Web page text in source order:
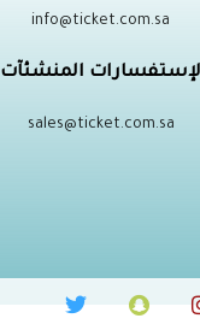
info@ticket.com.sa
لإستفسارات المنشئآت
sales@ticket.com.sa
T
S
n